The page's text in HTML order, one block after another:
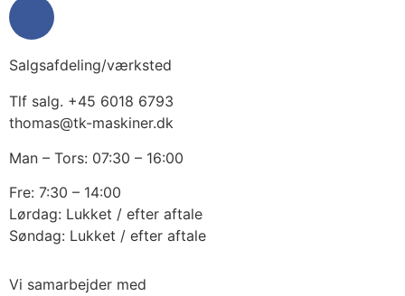
Salgsafdeling/værksted
Tlf salg. +45 6018 6793
thomas@tk-maskiner.dk
Man – Tors: 07:30 – 16:00
Fre: 7:30 – 14:00
Lørdag: Lukket / efter aftale
Søndag: Lukket / efter aftale
Vi samarbejder med